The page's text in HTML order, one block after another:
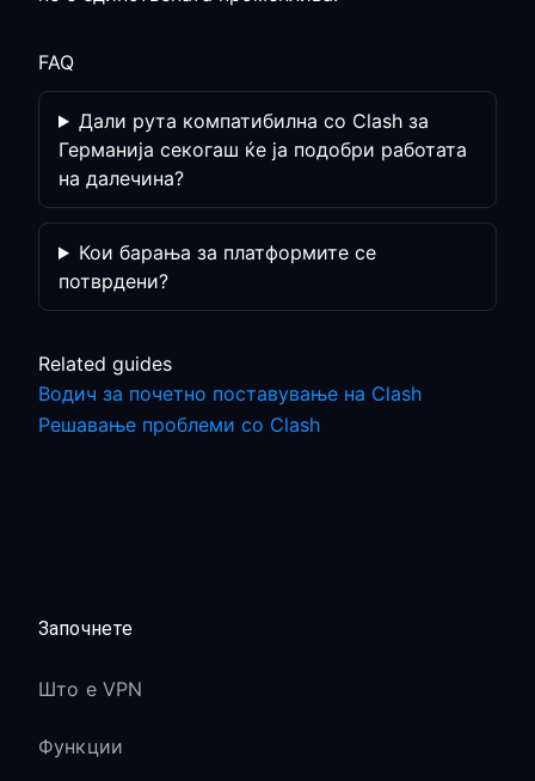
FAQ
Дали рута компатибилна со Clash за
Германија секогаш ќе ја подобри работата
на далечина?
Кои барања за платформите се
потврдени?
Related guides
Водич за почетно поставување на Clash
Решавање проблеми со Clash
Започнете
Што е VPN
Функции